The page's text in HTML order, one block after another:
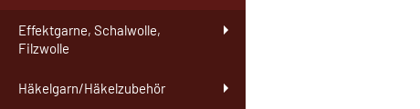
Effektgarne, Schalwolle,
Filzwolle
Häkelgarn/Häkelzubehör